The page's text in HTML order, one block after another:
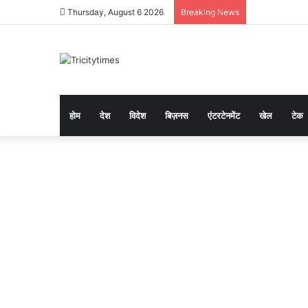
Thursday, August 6 2026 Breaking News
होम देश विदेश बिज़नस एंटरटेनमेंट खेल टेक